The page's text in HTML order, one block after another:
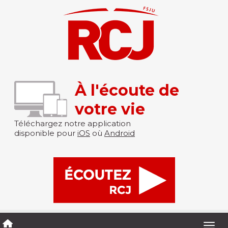
À l'écoute de
votre vie
Téléchargez notre application
disponible pour iOS où Android